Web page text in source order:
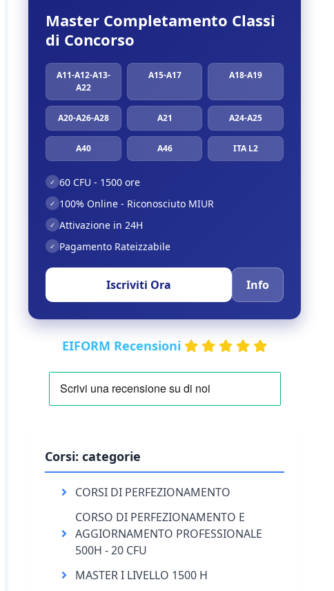
Master Completamento Classi
di Concorso
A11-A12-A13-
A22
A15-A17 A18-A19
A20-A26-A28 A21 A24-A25
A40 A46 ITA L2
✓ 60 CFU - 1500 ore
✓ 100% Online - Riconosciuto MIUR
✓ Attivazione in 24H
✓ Pagamento Rateizzabile
Iscriviti Ora Info
EIFORM Recensioni
Corsi: categorie
CORSI DI PERFEZIONAMENTO
CORSO DI PERFEZIONAMENTO E
AGGIORNAMENTO PROFESSIONALE
500H - 20 CFU
MASTER I LIVELLO 1500 H